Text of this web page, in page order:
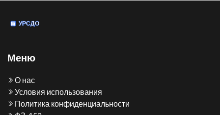
Меню
О нас
Условия использования
Политика конфиденциальности